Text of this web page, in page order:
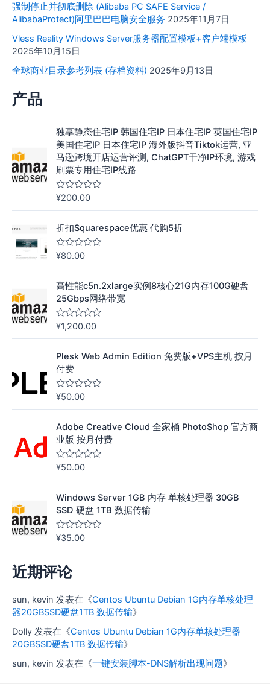
强制停止并彻底删除 (Alibaba PC SAFE Service /
AlibabaProtect)阿里巴巴电脑安全服务 2025年11月7日
Vless Reality Windows Server服务器配置模板+客户端模板
2025年10月15日
全球商业目录参考列表 (存档资料) 2025年9月13日
产品
独享静态住宅IP 韩国住宅IP 日本住宅IP 英国住宅IP
美国住宅IP 日本住宅IP 海外版抖音Tiktok运营, 亚
马逊跨境开店运营评测, ChatGPT干净IP环境, 游戏
刷票专用住宅IP线路
评
&
s
o
l
;
¥200.00
折扣Squarespace优惠 代购5折
评
&
s
o
;
5
¥80.00
高性能c5n.2xlarge实例8核心21G内存100G硬盘
25Gbps网络带宽
评
&
s
o
l
;
5
¥1,200.00
Plesk Web Admin Edition 免费版+VPS主机 按月
付费
评
&
s
o
;
5
¥50.00
Adobe Creative Cloud 全家桶 PhotoShop 官方商
业版 按月付费
评
&
s
o
;
5
¥50.00
Windows Server 1GB 内存 单核处理器 30GB
SSD 硬盘 1TB 数据传输
评
&
s
o
;
5
¥35.00
近期评论
sun, kevin 发表在《Centos Ubuntu Debian 1G内存单核处理
器20GBSSD硬盘1TB 数据传输》
Dolly 发表在《Centos Ubuntu Debian 1G内存单核处理器
20GBSSD硬盘1TB 数据传输》
sun, kevin 发表在《一键安装脚本-DNS解析出现问题》